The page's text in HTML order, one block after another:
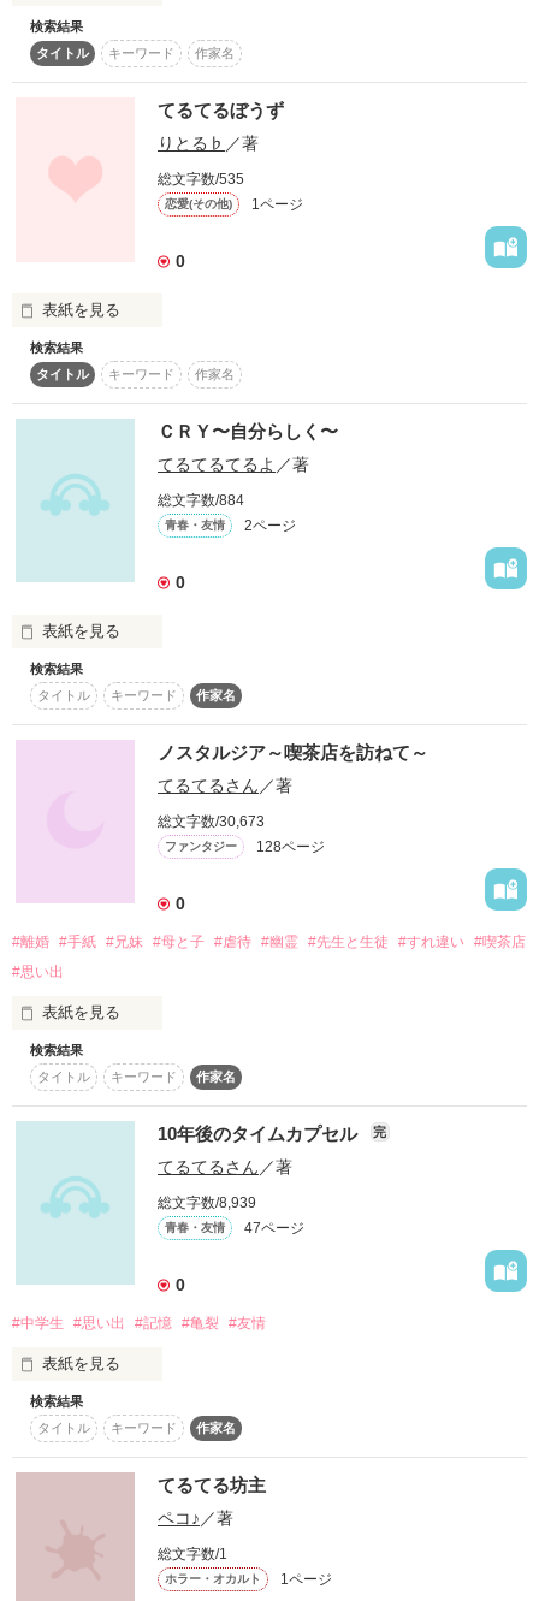
恋愛無関心な二人の
超鈍速な青春。
初です！
ゆるーい高校生達を
気長にお付き合いくださいませ(´･ω･`)←
あなたのところは今日、
晴れていますか？
作品を読む
検索結果
タイトル
キーワード 作家名
てるてるぼうず
りとる♭ ／著
総文字数/535
恋愛(その他) 1ページ
0
表紙を見る
かなり短いです
作品を読む
検索結果
タイトル
キーワード 作家名
ＣＲＹ〜自分らしく〜
てるてるてるよ ／著
総文字数/884
青春・友情 2ページ
0
表紙を見る
ＣＲＹ、
意味は…「叫ぶ」
人は、誰だって叫びたいときがある。
だから、思うがままに叫べばいいんだ。
私は、私らしくいられれば…
それでいいんだ。
検索結果
タイトル
キーワード 作家名
ノスタルジア～喫茶店を訪ねて～
てるてるさん ／著
総文字数/30,673
ファンタジー 128ページ
0
#離婚 #手紙 #兄妹 #母と子 #虐待 #幽霊 #先生と生徒 #すれ違い #喫茶店
#思い出
表紙を見る
ファンタジーみたいなものです。興味ある方はぜひお読みく
ださい。
今、ただ一つの願いを執筆中です。テーマが虐待なので、少
し気分が悪くなるかもしれません。結末は感動で終わる予定で
すので、最後まで読んでいただけると嬉しいです。
ただ一つの願いが終わりました！短編のつもりでしたが長か
ったです（笑）ノスタルジアはまだまだ続きます。
面影を求めて、今執筆中です。すれ違いの恋愛事情を書いて
います。興味ある方は、是非読んでください。
面影を求めて、終わりました。しばらく、別の作品を書くつも
りなので、いったん休止します。
ですが、また再開する予定です。
作品を読む
検索結果
タイトル
キーワード 作家名
10年後のタイムカプセル 完
てるてるさん ／著
総文字数/8,939
青春・友情 47ページ
0
#中学生 #思い出 #記憶 #亀裂 #友情
表紙を見る
『誰が発案したのか、もうとうの昔に忘れてしまった。
タイムカプセルは、10年後に開けられる。そう10年後の今日』
タイムカプセルをめぐる、男女の記憶がよみがえる。
作品を読む
検索結果
タイトル
キーワード 作家名
てるてる坊主
ペコ♪ ／著
総文字数/1
ホラー・オカルト 1ページ